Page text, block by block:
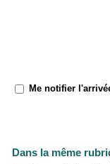
Me notifier
Dans la même